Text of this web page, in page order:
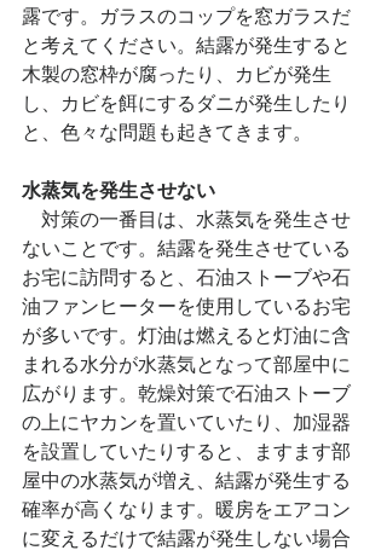
露です。ガラスのコップを窓ガラスだ
と考えてください。結露が発生すると
木製の窓枠が腐ったり、カビが発生
し、カビを餌にするダニが発生したり
と、色々な問題も起きてきます。
水蒸気を発生させない
対策の一番目は、水蒸気を発生させ
ないことです。結露を発生させている
お宅に訪問すると、石油ストーブや石
油ファンヒーターを使用しているお宅
が多いです。灯油は燃えると灯油に含
まれる水分が水蒸気となって部屋中に
広がります。乾燥対策で石油ストーブ
の上にヤカンを置いていたり、加湿器
を設置していたりすると、ますます部
屋中の水蒸気が増え、結露が発生する
確率が高くなります。暖房をエアコン
に変えるだけで結露が発生しない場合